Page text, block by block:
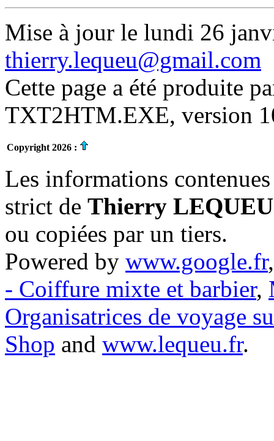
Mise à jour le lundi 26
thierry.lequeu@gmail.com
Cette page a été produite
TXT2HTM.EXE, version
Copyright 2026 :
Les informations
strict de Thierry LEQUEU
ou copiées par un tiers.
Powered by www.google.fr
- Coiffure mixte et barbier,
Organisatrices de voyage
Shop and www.lequeu.fr.